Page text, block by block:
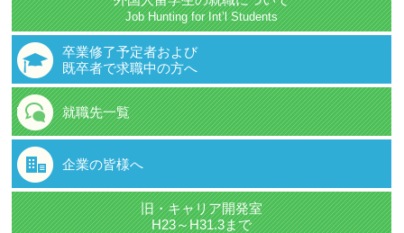
Job Hunting for Int’l Students
卒業修了予定者および
既卒者で求職中の方へ
就職先一覧
企業の皆様へ
旧・キャリア開発室
H23～H31.3まで